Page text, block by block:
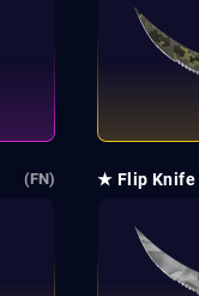
(FN) ★ Flip Knife